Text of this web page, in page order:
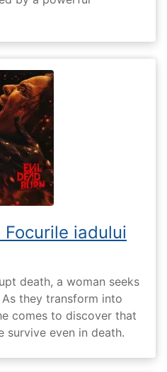
iadului
death, a woman seeks
they transform into
comes to discover that
survive even in death.